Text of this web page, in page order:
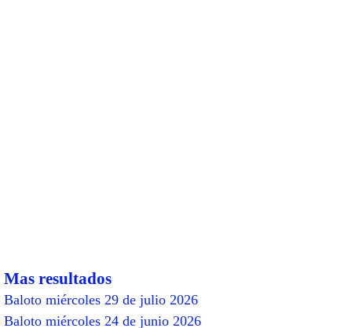
Mas resultados
Baloto miércoles 29 de julio 2026
Baloto miércoles 24 de junio 2026